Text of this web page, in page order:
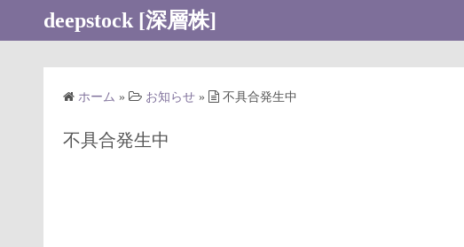
deepstock [深層株]
ホーム » お知らせ » 不具合発生中
不具合発生中